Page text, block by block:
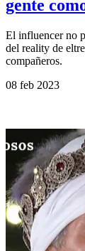
gente
El influencer no
del reality de
compañeros.
08 feb 2023